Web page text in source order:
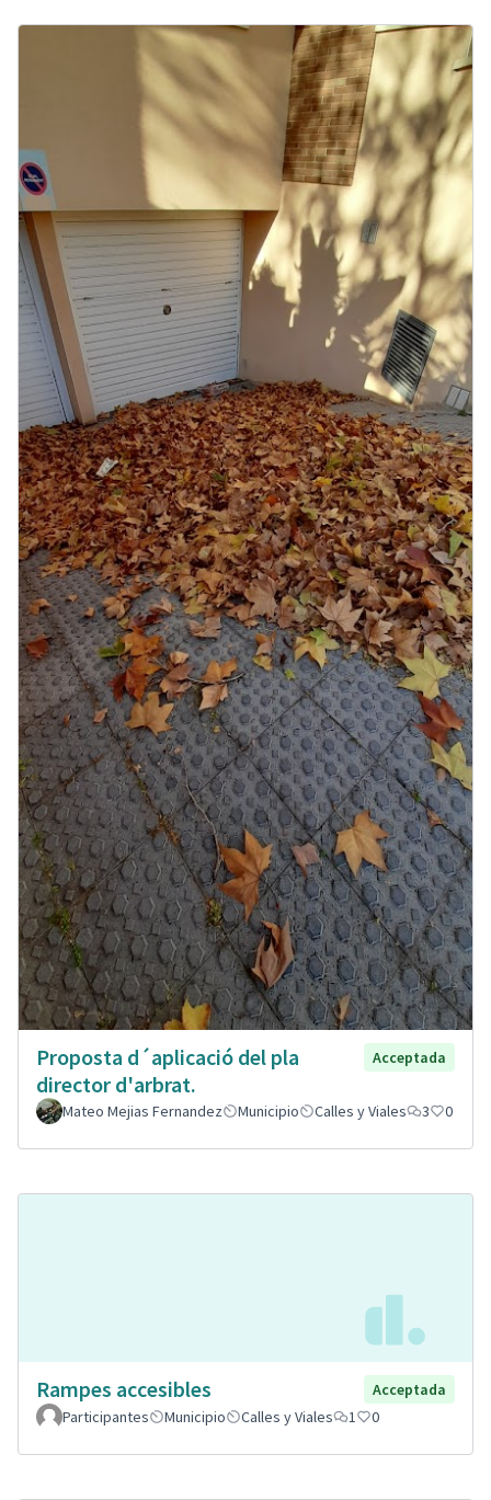
Proposta d´aplicació del pla
director d'arbrat.
Acceptada
Mateo Mejias Fernandez Municipio Calles y Viales 3 0
Rampes accesibles
Acceptada
Participantes
Municipio Calles y Viales 1 0